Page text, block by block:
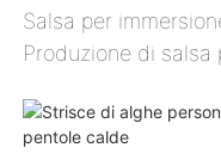
Salsa per
Produzione di